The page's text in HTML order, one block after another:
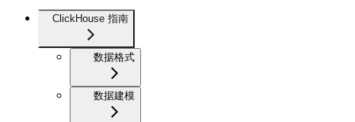
ClickHouse 指南
数据格式
数据建模